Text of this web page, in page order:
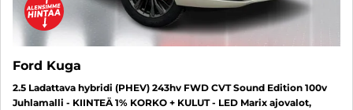
Ford Kuga
2.5 Ladattava hybridi (PHEV) 243hv FWD CVT Sound Edition 100v
Juhlamalli - KIINTEÄ 1% KORKO + KULUT - LED Marix ajovalot,